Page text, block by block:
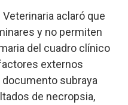
aclaró que
y no permiten
del cuadro clínico
externos
documento subraya
de necropsia,